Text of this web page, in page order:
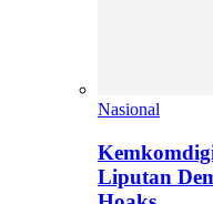
Nasional
Liputan